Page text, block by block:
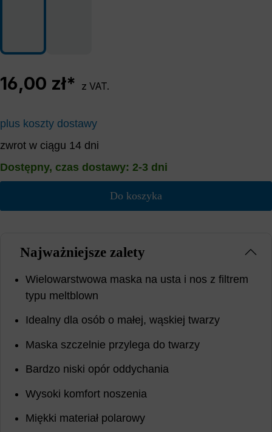
16,00 zł* z VAT.
plus koszty dostawy
zwrot w ciągu 14 dni
Dostępny, czas dostawy: 2-3 dni
Do koszyka
Najważniejsze zalety
Wielowarstwowa maska ​​na usta i nos z filtrem
typu meltblown
Idealny dla osób o małej, wąskiej twarzy
Maska szczelnie przylega do twarzy
Bardzo niski opór oddychania
Wysoki komfort noszenia
Miękki materiał polarowy